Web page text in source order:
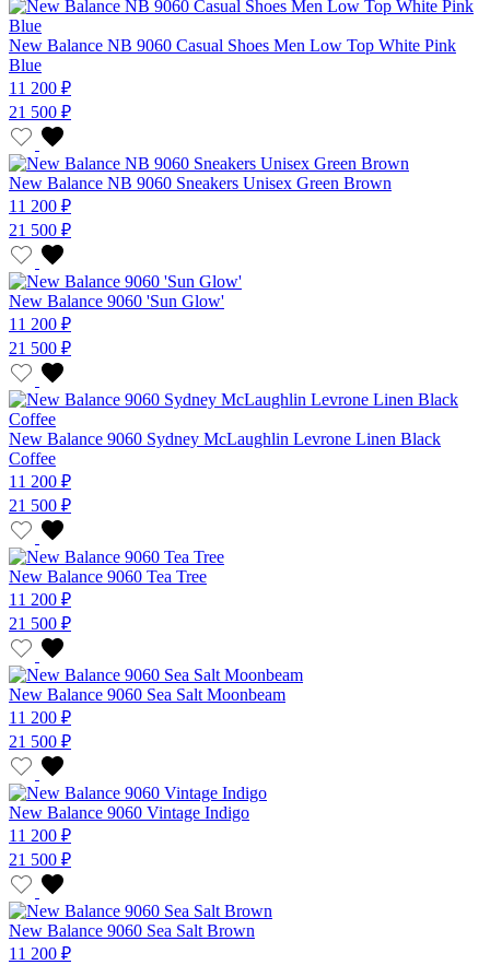
New Balance NB 9060 Casual Shoes Men Low Top White Pink
Blue
11 200 ₽
21 500 ₽
New Balance NB 9060 Sneakers Unisex Green Brown
11 200 ₽
21 500 ₽
New Balance 9060 'Sun Glow'
11 200 ₽
21 500 ₽
New Balance 9060 Sydney McLaughlin Levrone Linen Black
Coffee
11 200 ₽
21 500 ₽
New Balance 9060 Tea Tree
11 200 ₽
21 500 ₽
New Balance 9060 Sea Salt Moonbeam
11 200 ₽
21 500 ₽
New Balance 9060 Vintage Indigo
11 200 ₽
21 500 ₽
New Balance 9060 Sea Salt Brown
11 200 ₽